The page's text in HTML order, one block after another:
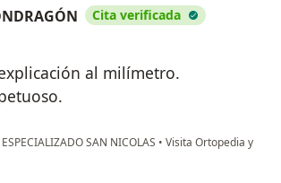
CIENTIFICA 2016 SPOT. Manejo de
del fémur: Complicaciones –
Agosto 2016.
LATINOAMERICANO DE HOMBRO Y
CAPITULO PERUANO DE HOMBRO
Perú. 11 agosto 2016 - 13 agosto 2016.
CIENTIFICA 2016 SPOT.
Cita verificada
al milímetro.
SAN NICOLAS • Visita Ortopedia y
RUBEN MONDRAGÓN